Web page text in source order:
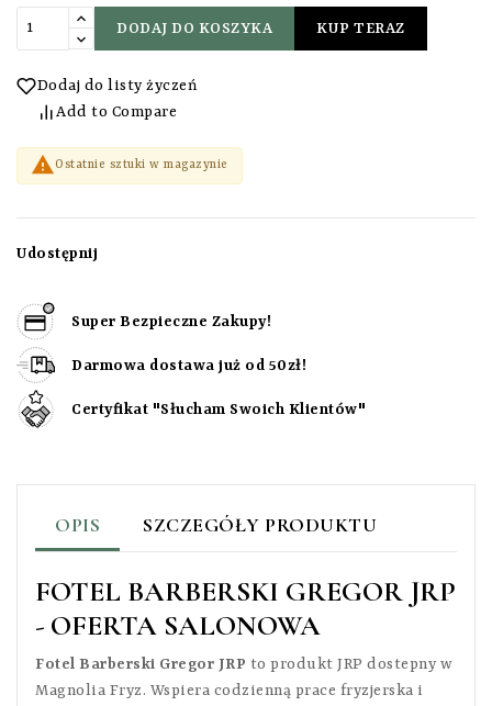
DODAJ DO KOSZYKA KUP TERAZ
Dodaj do listy życzeń
Add to Compare
 Ostatnie sztuki w magazynie
Udostępnij
Super Bezpieczne Zakupy!
Darmowa dostawa już od 50zł!
Certyfikat "Słucham Swoich Klientów"
OPIS SZCZEGÓŁY PRODUKTU
FOTEL BARBERSKI GREGOR JRP
- OFERTA SALONOWA
Fotel Barberski Gregor JRP to produkt JRP dostepny w
Magnolia Fryz. Wspiera codzienną prace fryzjerska i